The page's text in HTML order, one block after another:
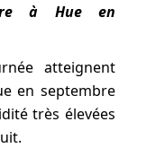
à Hue en
atteignent
en septembre
très élevées